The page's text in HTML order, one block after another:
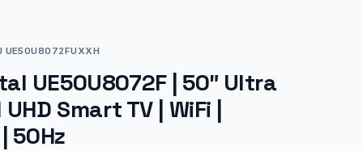
UE50U8072FUXXH
UE50U8072F | 50″ Ultra
Smart TV | WiFi |
50Hz